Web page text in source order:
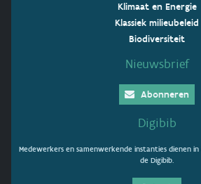
Klimaat en Energie
Klassiek milieubeleid
Biodiversiteit
Nieuwsbrief
Abonneren
Digibib
Medewerkers en samenwerkende instanties dienen
de Digibib.